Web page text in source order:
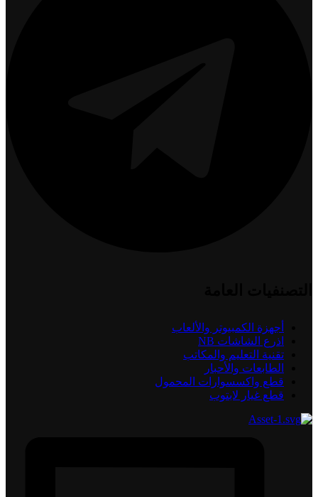
أجهزة الكمبيوتر والألعاب
اذرع الشاشات NB
تقنية التعليم والمكاتب
الطابعات والأحبار
قطع واكسسوارات المحمول
قطع غيار لابتوب